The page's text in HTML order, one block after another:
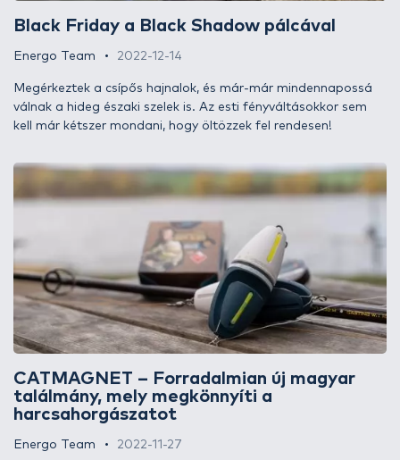
Black Friday a Black Shadow pálcával
Energo Team 2022-12-14
Megérkeztek a csípős hajnalok, és már-már mindennapossá
válnak a hideg északi szelek is. Az esti fényváltásokkor sem
kell már kétszer mondani, hogy öltözzek fel rendesen!
CATMAGNET – Forradalmian új magyar
találmány, mely megkönnyíti a
harcsahorgászatot
Energo Team 2022-11-27